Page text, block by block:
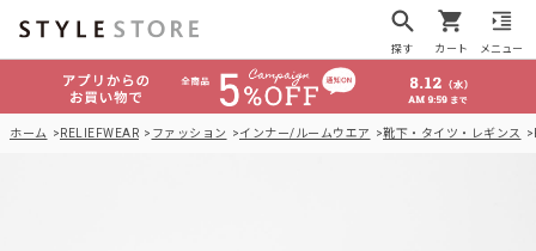
探す カート メニュー
ホーム RELIEFWEAR ファッション インナー/ルームウエア 靴下・タイツ・レギンス